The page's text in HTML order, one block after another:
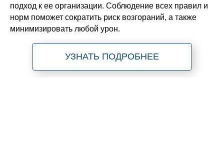
подход к ее организации. Соблюдение всех правил и
норм поможет сократить риск возгораний, а также
минимизировать любой урон.
УЗНАТЬ ПОДРОБНЕЕ